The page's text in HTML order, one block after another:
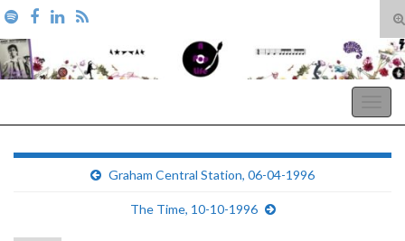
Search for:
Graham Central Station, 06-04-1996
The Time, 10-10-1996